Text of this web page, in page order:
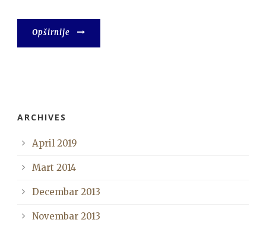
Opširnije
ARCHIVES
April 2019
Mart 2014
Decembar 2013
Novembar 2013